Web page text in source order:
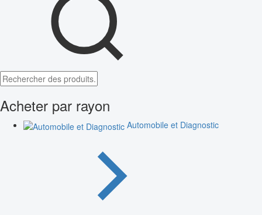
Acheter par rayon
Automobile et Diagnostic